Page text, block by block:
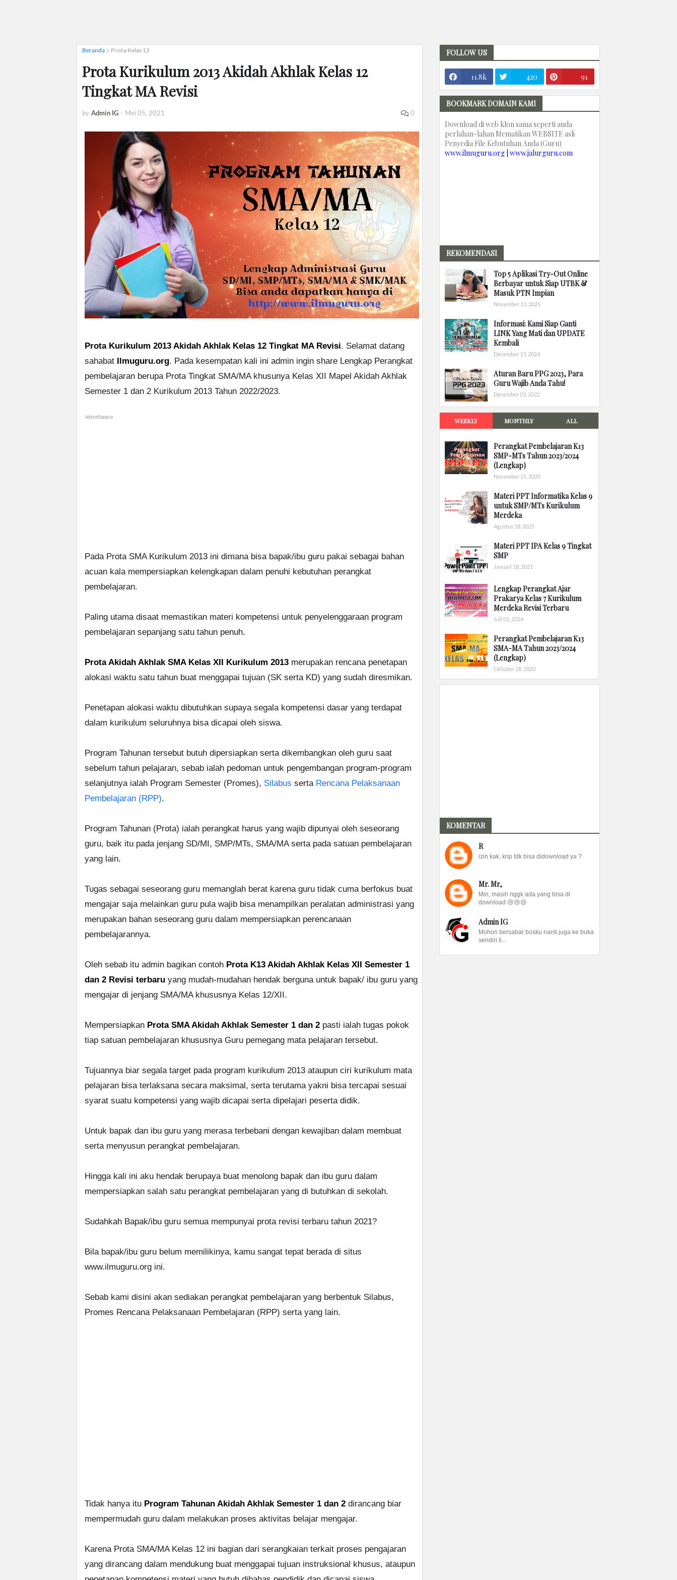
Beranda Prota Kelas 12
Prota Kurikulum 2013 Akidah Akhlak Kelas 12
Tingkat MA Revisi
by Admin IG - Mei 05, 2021 0
Prota Kurikulum 2013 Akidah Akhlak Kelas 12 Tingkat MA Revisi. Selamat datang
sahabat
Ilmuguru.org. Pada kesempatan kali ini admin ingin share Lengkap Perangkat
pembelajaran berupa Prota Tingkat SMA/MA khusunya Kelas XII Mapel Akidah Akhlak
Semester 1 dan 2 Kurikulum 2013 Tahun 2022/2023.
Advertismen
Pada Prota SMA Kurikulum 2013 ini dimana bisa bapak/ibu guru pakai sebagai bahan
acuan kala mempersiapkan kelengkapan dalam penuhi kebutuhan perangkat
pembelajaran.
Paling utama disaat memastikan materi kompetensi untuk penyelenggaraan program
pembelajaran sepanjang satu tahun penuh.
Prota Akidah Akhlak SMA Kelas XII Kurikulum 2013 merupakan rencana penetapan
alokasi waktu satu tahun buat menggapai tujuan (SK serta KD) yang sudah diresmikan.
Penetapan alokasi waktu dibutuhkan supaya segala kompetensi dasar yang terdapat
dalam kurikulum seluruhnya bisa dicapai oleh siswa.
Program Tahunan tersebut butuh dipersiapkan serta dikembangkan oleh guru saat
sebelum tahun pelajaran, sebab ialah pedoman untuk pengembangan program-program
selanjutnya ialah Program Semester (Promes), Silabus serta Rencana Pelaksanaan
Pembelajaran (RPP).
Program Tahunan (Prota) ialah perangkat harus yang wajib dipunyai oleh seseorang
guru, baik itu pada jenjang SD/MI, SMP/MTs, SMA/MA serta pada satuan pembelajaran
yang lain.
Tugas sebagai seseorang guru memanglah berat karena guru tidak cuma berfokus buat
mengajar saja melainkan guru pula wajib bisa menampilkan peralatan administrasi yang
merupakan bahan seseorang guru dalam mempersiapkan perencanaan
pembelajarannya.
Oleh sebab itu admin bagikan contoh Prota K13 Akidah Akhlak Kelas XII Semester 1
dan 2 Revisi terbaru yang mudah-mudahan hendak berguna untuk bapak/ ibu guru yang
mengajar di jenjang SMA/MA khususnya Kelas 12/XII.
Mempersiapkan Prota SMA Akidah Akhlak Semester 1 dan 2 pasti ialah tugas pokok
tiap satuan pembelajaran khususnya Guru pemegang mata pelajaran tersebut.
Tujuannya biar segala target pada program kurikulum 2013 ataupun ciri kurikulum mata
pelajaran bisa terlaksana secara maksimal, serta terutama yakni bisa tercapai sesuai
syarat suatu kompetensi yang wajib dicapai serta dipelajari peserta didik.
Untuk bapak dan ibu guru yang merasa terbebani dengan kewajiban dalam membuat
serta menyusun perangkat pembelajaran.
Hingga kali ini aku hendak berupaya buat menolong bapak dan ibu guru dalam
mempersiapkan salah satu perangkat pembelajaran yang di butuhkan di sekolah.
Sudahkah Bapak/ibu guru semua mempunyai prota revisi terbaru tahun 2021?
Bila bapak/ibu guru belum memilikinya, kamu sangat tepat berada di situs
www.ilmuguru.org ini.
Sebab kami disini akan sediakan perangkat pembelajaran yang berbentuk Silabus,
Promes Rencana Pelaksanaan Pembelajaran (RPP) serta yang lain.
Tidak hanya itu Program Tahunan Akidah Akhlak Semester 1 dan 2 dirancang biar
mempermudah guru dalam melakukan proses aktivitas belajar mengajar.
Karena Prota SMA/MA Kelas 12 ini bagian dari serangkaian terkait proses pengajaran
yang dirancang dalam mendukung buat menggapai tujuan instruksional khusus, ataupun
FOLLOW US
11.8k 420 91
BOOKMARK DOMAIN KAMI
Download di web klon sama seperti anda
perlahan-lahan Mematikan WEBSITE asli
Penyedia File Kebutuhan Anda (Guru)
www.ilmuguru.org | www.jalurguru.com
REKOMENDASI
Top 5 Aplikasi Try-Out Online
Berbayar untuk Siap UTBK &
Masuk PTN Impian
November 13, 2025
Informasi: Kami Siap Ganti
LINK Yang Mati dan UPDATE
Kembali
December 13, 2024
Aturan Baru PPG 2023, Para
Guru Wajib Anda Tahu!
December 03, 2022
WEEKLY MONTHLY ALL
Perangkat Pembelajaran K13
SMP-MTs Tahun 2023/2024
(Lengkap)
November 15, 2020
Materi PPT Informatika Kelas 9
untuk SMP/MTs Kurikulum
Merdeka
Agustus 18, 2025
Materi PPT IPA Kelas 9 Tingkat
SMP
Januari 18, 2021
Lengkap Perangkat Ajar
Prakarya Kelas 7 Kurikulum
Merdeka Revisi Terbaru
Juli 01, 2024
Perangkat Pembelajaran K13
SMA-MA Tahun 2023/2024
(Lengkap)
Oktober 28, 2020
KOMENTAR
R
izin kak, knp tdk bisa didownload ya ?
Mr. Mr,
Min, masih nggk ada yang bisa di
download 😢😢😢
Admin IG
Mohon bersabar bosku nanti juga ke buka
sendiri li...